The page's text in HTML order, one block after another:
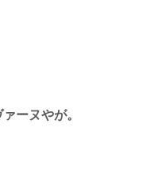
ーヌやが。